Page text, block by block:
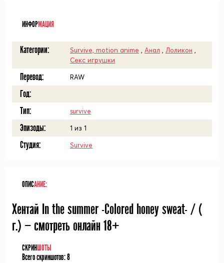
ИНФОРМАЦИЯ
Категории: Survive, motion anime Анал Лоликон
Секс игрушки
Перевод: RAW
Год:
Тип:
survive
Эпизоды: 1 из 1
Студия: Survive
ОПИСАНИЕ:
Хентай In the summer -Colored honey sweat- / (
г.) — смотреть онлайн 18+
СКРИН ШОТЫ
Всего скриншотов:8